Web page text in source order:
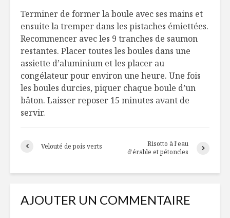
Terminer de former la boule avec ses mains et
ensuite la tremper dans les pistaches émiettées.
Recommencer avec les 9 tranches de saumon
restantes. Placer toutes les boules dans une
assiette d’aluminium et les placer au
congélateur pour environ une heure. Une fois
les boules durcies, piquer chaque boule d’un
bâton. Laisser reposer 15 minutes avant de
servir.
Velouté de pois verts
Risotto à l’eau
d’érable et pétoncles
AJOUTER UN COMMENTAIRE